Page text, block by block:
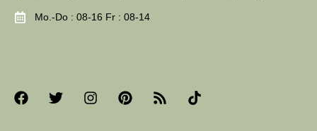
Mo.-Do : 08-16 Fr : 08-14